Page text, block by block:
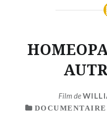
Film de
DOCUMENTAIRE